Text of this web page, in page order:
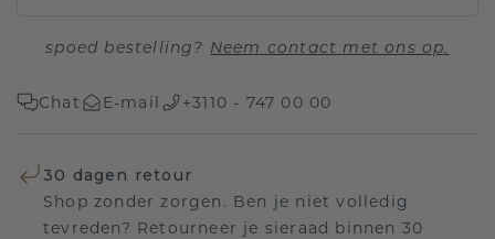
spoed bestelling? Neem contact met ons op.
Chat E-mail +3110 - 747 00 00
30 dagen retour
Shop zonder zorgen. Ben je niet volledig
tevreden? Retourneer je sieraad binnen 30